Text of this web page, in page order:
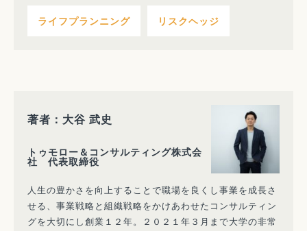
ライフプランニング リスクヘッジ
著者：大谷 武史
トゥモロー＆コンサルティング株式会
社 代表取締役
人生の豊かさを向上することで職場を良くし事業を成長さ
せる、事業戦略と組織戦略をかけあわせたコンサルティン
グを大切にし創業１２年。２０２１年３月まで大学の非常